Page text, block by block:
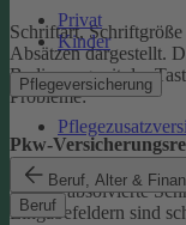
Privat
Kinder
Pflegeversicherung
Beruf, Alter &
Beruf
Schriftart,
Absätzen dargestellt.
Bedienung mit der
Probleme:
Pkw-
Bereits absolvierte
Eingabefeldern sind